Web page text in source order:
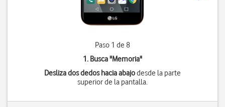
Paso 1 de 8
1. Busca "Memoria"
Desliza dos dedos hacia abajodesde la parte
superior de la pantalla.